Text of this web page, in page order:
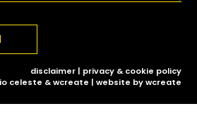
disclaimer | privacy & cookie policy
celeste & wcreate | website bywcreate